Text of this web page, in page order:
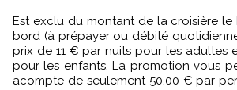
Est exclu du montant de la croisière le
bord (à prépayer ou débité
prix de 11 € par nuits pour les adultes
pour les enfants. La promotion vous
acompte de seulement 50,00 € par